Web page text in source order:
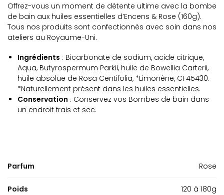
Offrez-vous un moment de détente ultime avec la bombe
de bain aux huiles essentielles d’Encens & Rose (160g).
Tous nos produits sont confectionnés avec soin dans nos
ateliers au Royaume-Uni.
Ingrédients : Bicarbonate de sodium, acide citrique,
Aqua, Butyrospermum Parkii, huile de Bowellia Carterii,
huile absolue de Rosa Centifolia, *Limonène, CI 45430.
*Naturellement présent dans les huiles essentielles.
Conservation : Conservez vos Bombes de bain dans
un endroit frais et sec.
Parfum Rose
Poids 120 à 180g